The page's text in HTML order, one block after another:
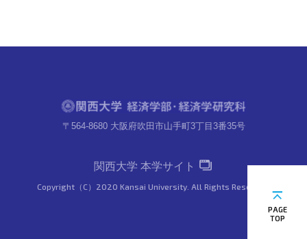
PAGE
TOP
〒564-8680 大阪府吹田市山手町3丁目3番35号
関西大学 本学サイト
Copyright（C）2020 Kansai University. All Rights Reserved.